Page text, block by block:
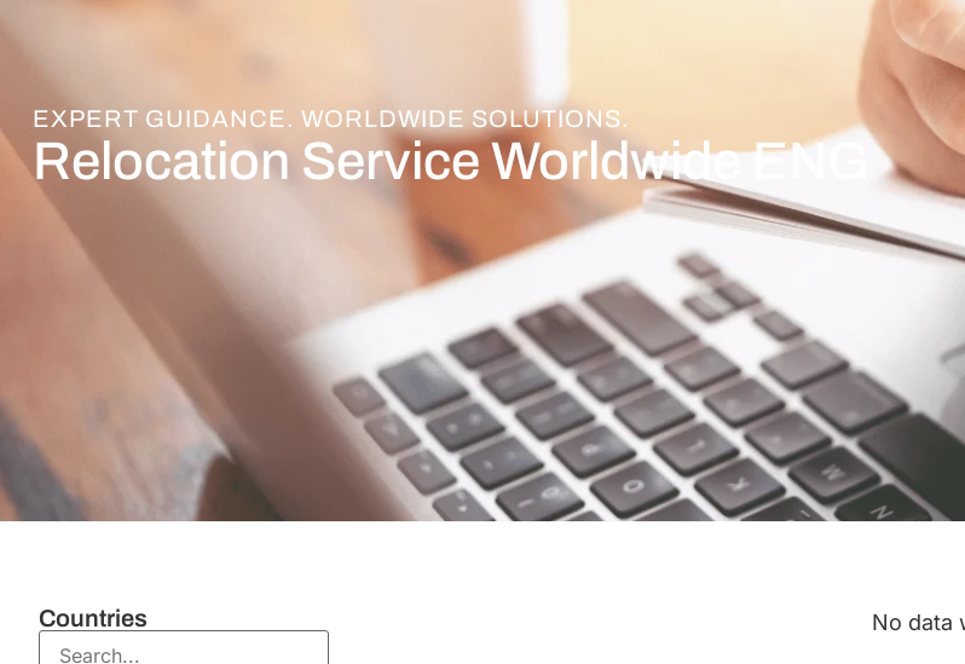
EXPERT GUIDANCE. WORLDWIDE SOLUTIONS.
Relocation Service Worldwide ENG
Countries
Areas of expertise
No data